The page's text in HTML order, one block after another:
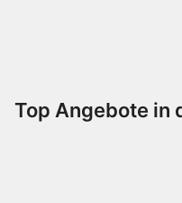
Top Angebote in